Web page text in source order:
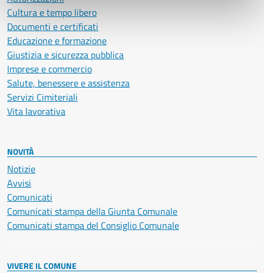
Cultura e tempo libero
Documenti e certificati
Educazione e formazione
Giustizia e sicurezza pubblica
Imprese e commercio
Salute, benessere e assistenza
Servizi Cimiteriali
Vita lavorativa
NOVITÀ
Notizie
Avvisi
Comunicati
Comunicati stampa della Giunta Comunale
Comunicati stampa del Consiglio Comunale
VIVERE IL COMUNE